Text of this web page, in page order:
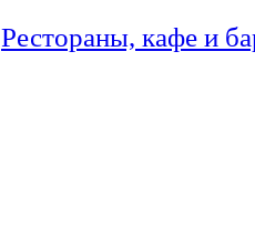
Рестораны, кафе и